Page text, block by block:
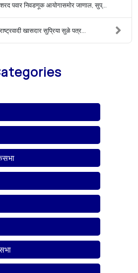
पवार निवडणूक आयोगासमोर जाणाल, सुप्...
खासदार सुप्रिया सुळे पत्र...